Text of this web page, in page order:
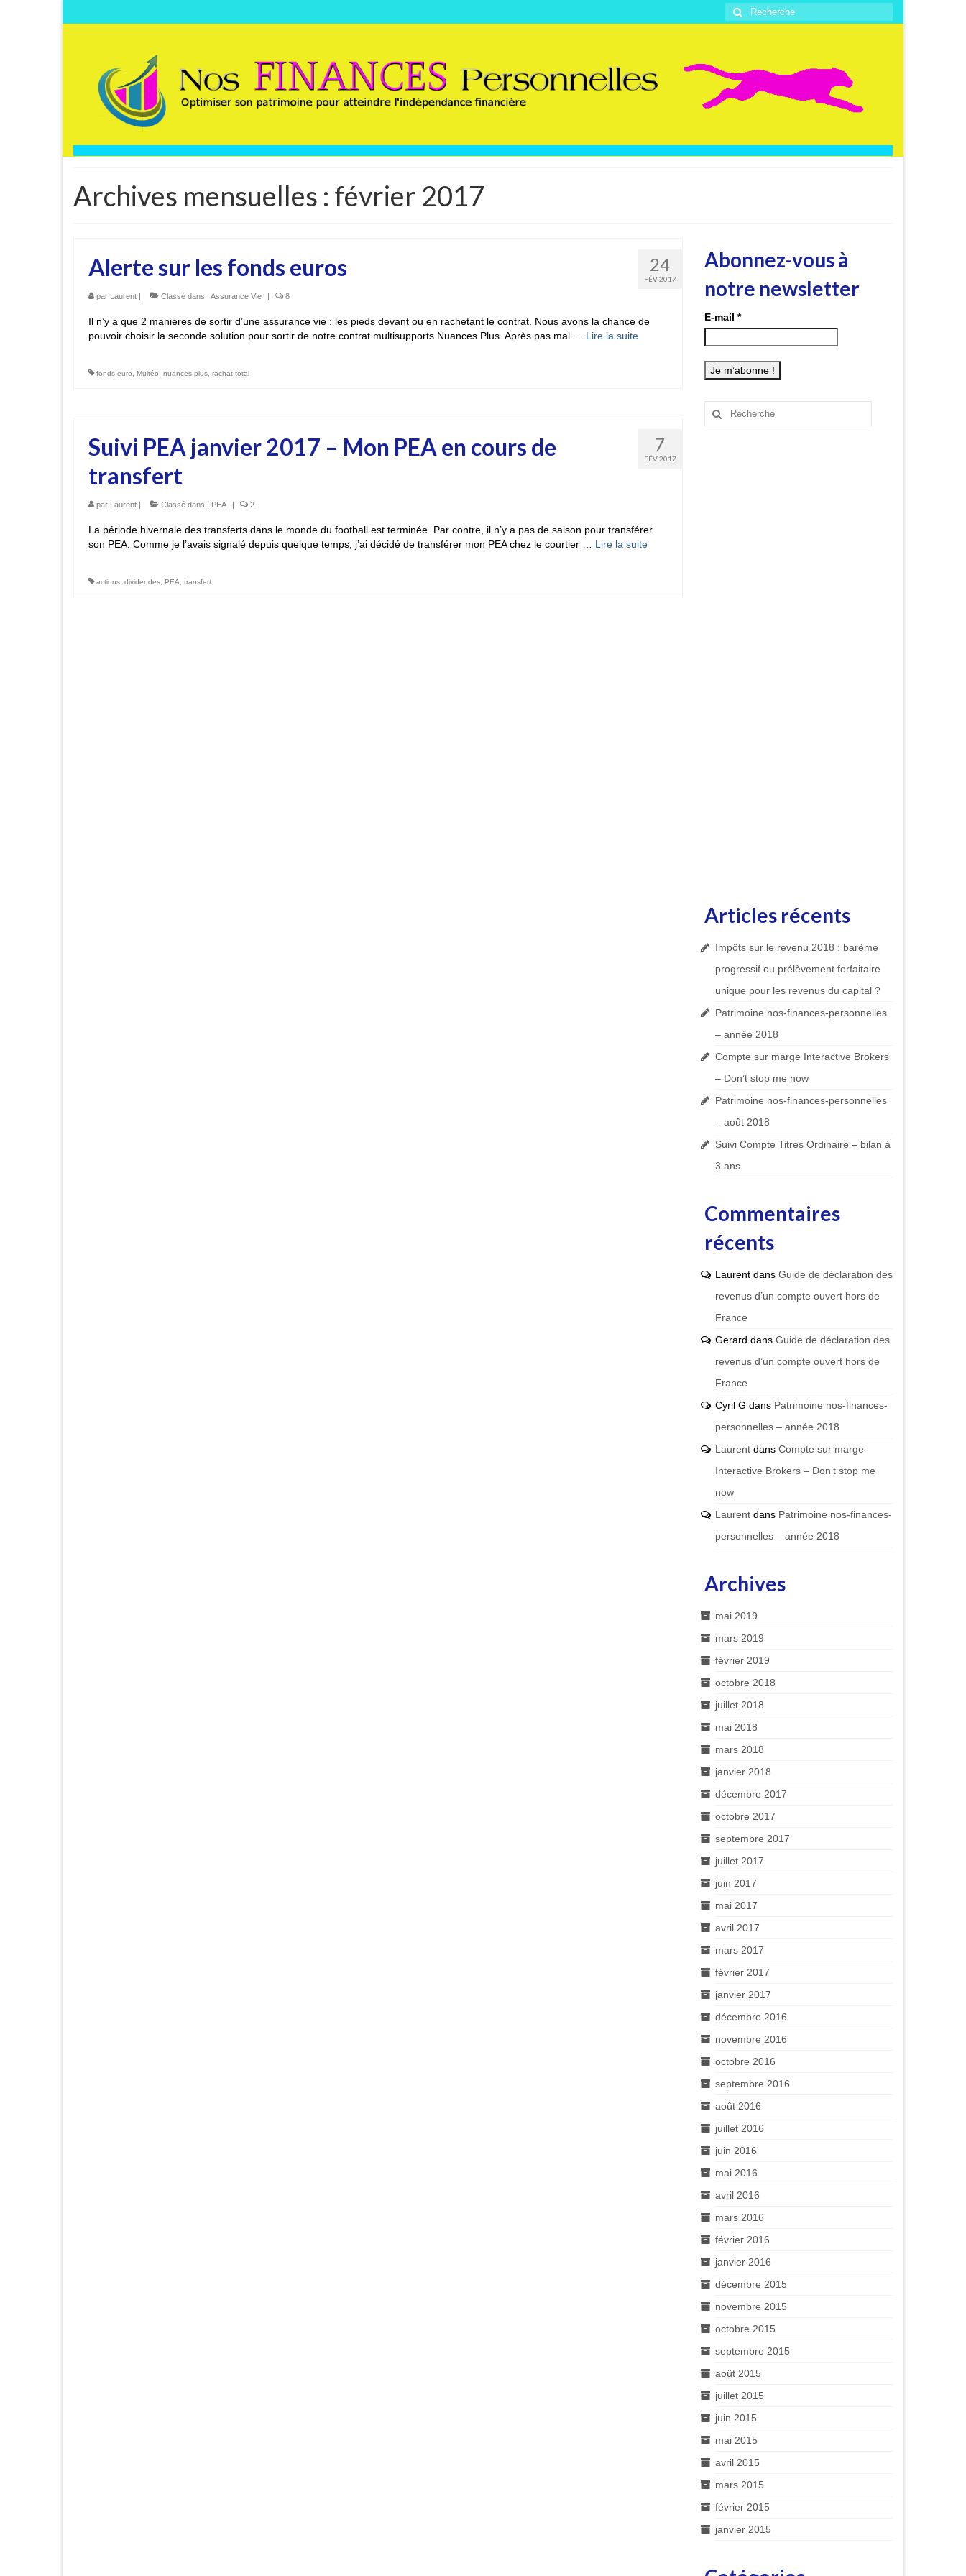
Rechercher
:
Archives mensuelles : février 2017
24
FÉV 2017
Alerte sur les fonds euros
par Laurent Classé dans : Assurance Vie 8
Il n’y a que 2 manières de sortir d’une assurance vie : les pieds devant ou en rachetant le contrat. Nous avons la chance de
pouvoir choisir la seconde solution pour sortir de notre contrat multisupports Nuances Plus. Après pas mal … Lire la suite­­
fonds euro, Multéo, nuances plus, rachat total
7
FÉV 2017
Suivi PEA janvier 2017 – Mon PEA en cours de
transfert
par Laurent Classé dans : PEA 2
La période hivernale des transferts dans le monde du football est terminée. Par contre, il n’y a pas de saison pour transférer
son PEA. Comme je l’avais signalé depuis quelque temps, j’ai décidé de transférer mon PEA chez le courtier … Lire la suite­­
actions, dividendes, PEA, transfert
Abonnez-vous à
notre newsletter
E-mail *
Rechercher
Articles récents
Impôts sur le revenu 2018 : barème
progressif ou prélèvement forfaitaire
unique pour les revenus du capital ?
Patrimoine nos-finances-personnelles
– année 2018
Compte sur marge Interactive Brokers
– Don’t stop me now
Patrimoine nos-finances-personnelles
– août 2018
Suivi Compte Titres Ordinaire – bilan à
3 ans
Commentaires
récents
Laurentdans Guide de déclaration des
revenus d’un compte ouvert hors de
France
Gerard dans Guide de déclaration des
revenus d’un compte ouvert hors de
France
Cyril G dans Patrimoine nos-finances-
personnelles – année 2018
Laurentdans Compte sur marge
Interactive Brokers – Don’t stop me
now
Laurentdans Patrimoine nos-finances-
personnelles – année 2018
Archives
mai 2019
mars 2019
février 2019
octobre 2018
juillet 2018
mai 2018
mars 2018
janvier 2018
décembre 2017
octobre 2017
septembre 2017
juillet 2017
juin 2017
mai 2017
avril 2017
mars 2017
février 2017
janvier 2017
décembre 2016
novembre 2016
octobre 2016
septembre 2016
août 2016
juillet 2016
juin 2016
mai 2016
avril 2016
mars 2016
février 2016
janvier 2016
décembre 2015
novembre 2015
octobre 2015
septembre 2015
août 2015
juillet 2015
juin 2015
mai 2015
avril 2015
mars 2015
février 2015
janvier 2015